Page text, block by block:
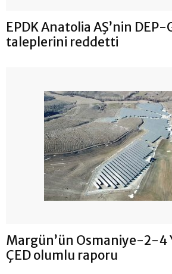
EPDK Anatolia AŞ’nin DEP-
taleplerini reddetti
Margün’ün Osmaniye-2-4
ÇED olumlu raporu